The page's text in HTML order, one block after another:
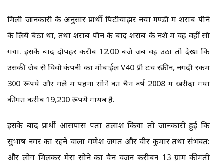
मिली जानकारी के अनुसार प्रार्थी पिटीयाझर नया मण्डी में शराब पीने
के लिये बैठा था, तथा शराब पीन के बाद शराब के नशे में वह वहीं सो
गया. इसके बाद दोपहर करीब 12.00 बजे जब वह उठा तो देखा कि
उसकी जेब से विवो कंपनी का मोबाईल V40 प्रो टच स्क्रीन, नगदी रकम
300 रूपये और गले में पहना सोने का चैन वर्ष 2008 में खरीदा गया
कीमत करीब 19,200 रूपये गायब है.
इसके बाद प्रार्थी आसपास पता तलाश किया तो जानकारी हुई कि
सुभाष नगर का रहने वाला गणेश जगत और वीर कुमार तथा संभवत:
और लोग मिलकर मेरा सोने का चैन वजन करीबन 13 ग्राम कीमती